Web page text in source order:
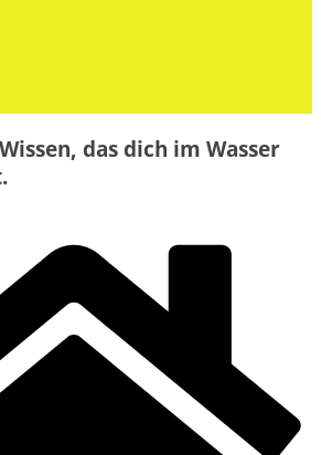
das dich im Wasser